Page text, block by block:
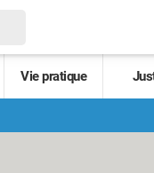
Vie pratique